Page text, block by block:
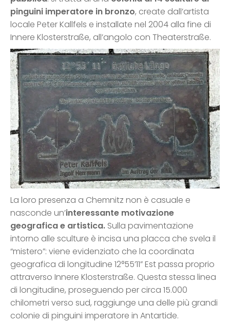
pinguini imperatore in bronzo, create dall’artista
locale Peter Kallfels e installate nel 2004 alla fine di
Innere Klosterstraße, all’angolo con Theaterstraße.
La loro presenza a Chemnitz non è casuale e
nasconde un’interessante motivazione
geografica e artistica. Sulla pavimentazione
intorno alle sculture è incisa una placca che svela il
“mistero”: viene evidenziato che la coordinata
geografica di longitudine 12°55’11” Est passa proprio
attraverso Innere Klosterstraße. Questa stessa linea
di longitudine, proseguendo per circa 15.000
chilometri verso sud, raggiunge una delle più grandi
colonie di pinguini imperatore in Antartide.